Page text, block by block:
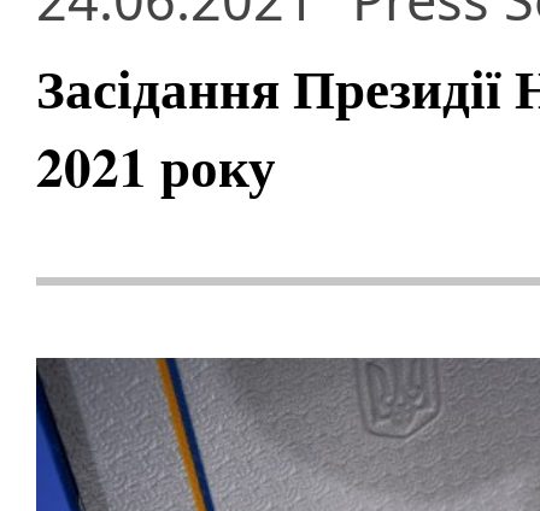
Засідання
2021 року